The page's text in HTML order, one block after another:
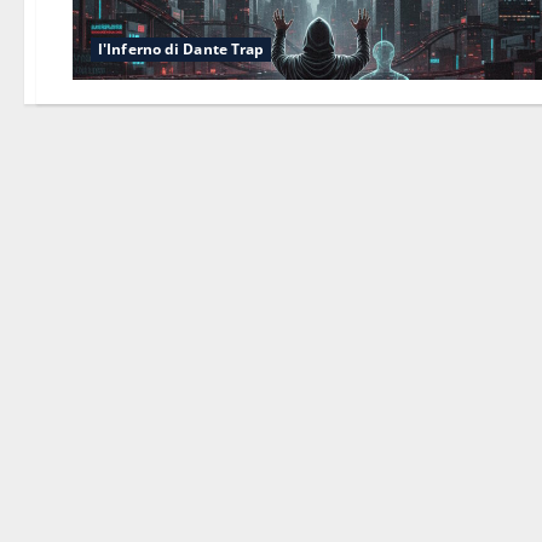
l'Inferno di Dante Trap